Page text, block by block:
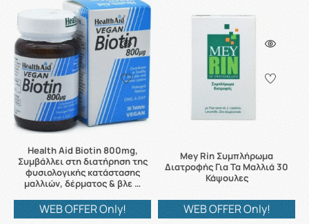
Health Aid Biotin 800mg,
Συμβάλλει στη διατήρηση της
φυσιολογικής κατάστασης
μαλλιών, δέρματος & βλε …
WEB OFFER Only!
Mey Rin Συμπλήρωμα
Διατροφής Για Τα Μαλλιά 30
Κάψουλες
WEB OFFER Only!